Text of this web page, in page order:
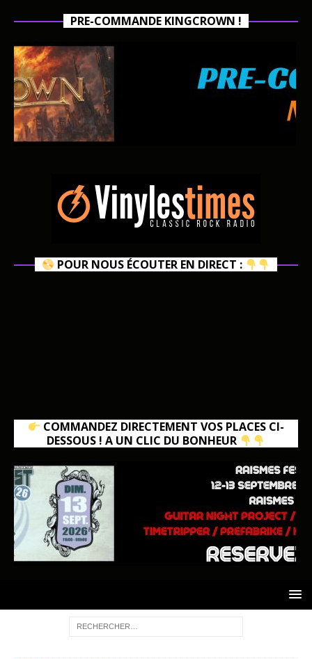
PRE-COMMANDE KINGCROWN !
POUR NOUS ÉCOUTER EN DIRECT :
COMMANDEZ DIRECTEMENT VOS PLACES CI-
DESSOUS ! A UN CLIC DU BONHEUR